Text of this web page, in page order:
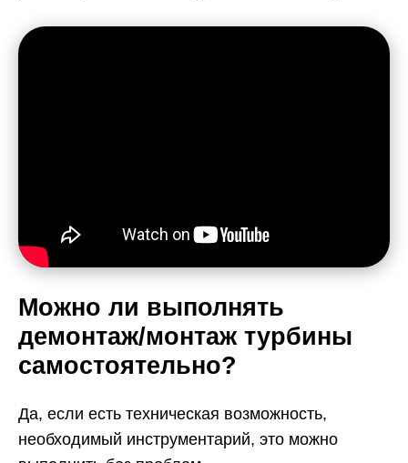
Можно ли выполнять
демонтаж/монтаж турбины
самостоятельно?
Да, если есть техническая возможность,
необходимый инструментарий, это можно